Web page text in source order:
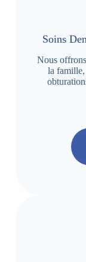
Soins
Nous
la famille,